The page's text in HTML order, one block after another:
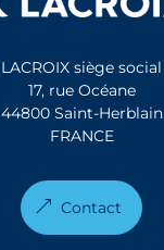
LACROIX siège social
17, rue Océane
44800 Saint-Herblain
FRANCE
Contact